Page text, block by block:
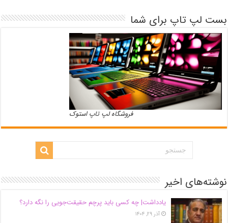
بست لپ تاپ برای شما
فروشگاه لپ تاپ استوک
نوشته‌های اخیر
یادداشت| ‌چه کسی باید پرچم حقیقت‌جویی را نگه دارد؟
آذر ۲۹, ۱۴۰۴